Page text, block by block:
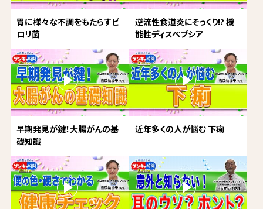
胃に様々な不調をもたらすピ
ロリ菌
逆流性食道炎にそっくり!? 機
能性ディスペプシア
早期発見が鍵！大腸がんの基
礎知識
近年多くの人が悩む 下痢